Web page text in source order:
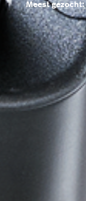
Meest gezocht: